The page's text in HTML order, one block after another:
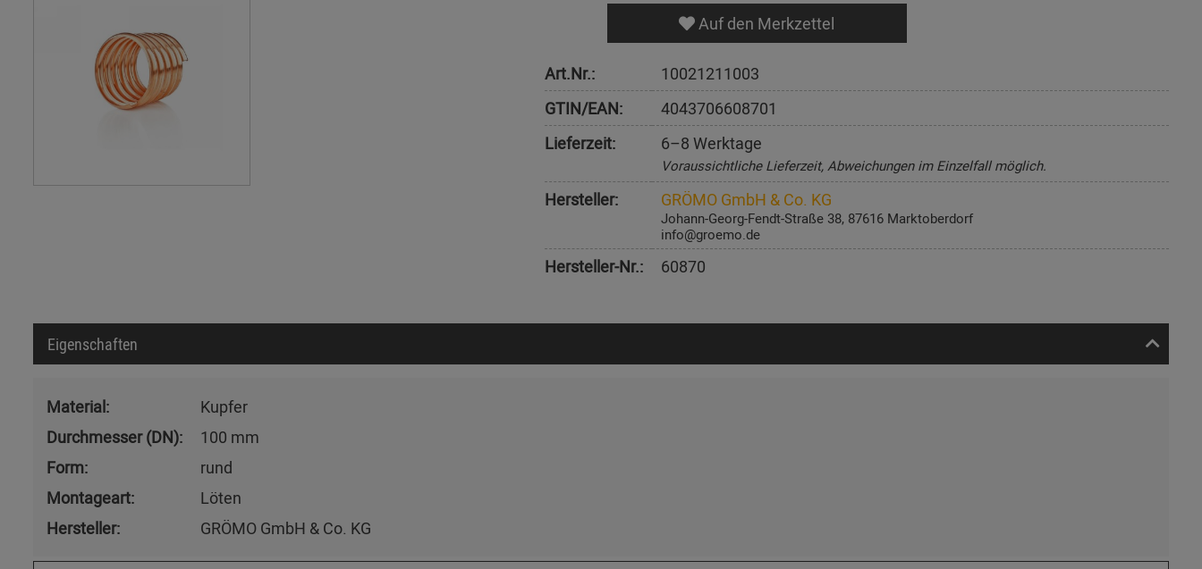
Auf den Merkzettel
Art.Nr.:
10021211003
GTIN/EAN:
4043706608701
Lieferzeit:
6–8 Werktage
Voraussichtliche Lieferzeit, Abweichungen im Einzelfall möglich.
Hersteller: GRÖMO GmbH & Co. KG
Johann-Georg-Fendt-Straße 38, 87616 Marktoberdorf
info@groemo.de
Hersteller-Nr.: 60870
Eigenschaften
Material:
Kupfer
Durchmesser (DN):
100 mm
Form:
rund
Montageart:
Löten
Hersteller:
GRÖMO GmbH & Co. KG